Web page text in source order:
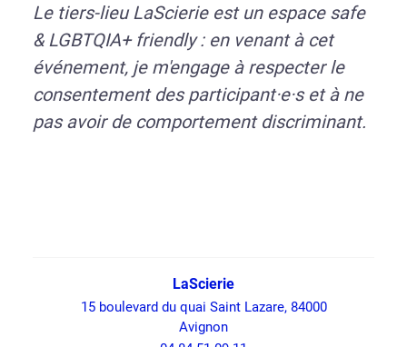
Le tiers-lieu LaScierie est un espace safe
& LGBTQIA+ friendly : en venant à cet
événement, je m'engage à respecter le
consentement des participant·e·s et à ne
pas avoir de comportement discriminant.
LaScierie
15 boulevard du quai Saint Lazare, 84000
Avignon